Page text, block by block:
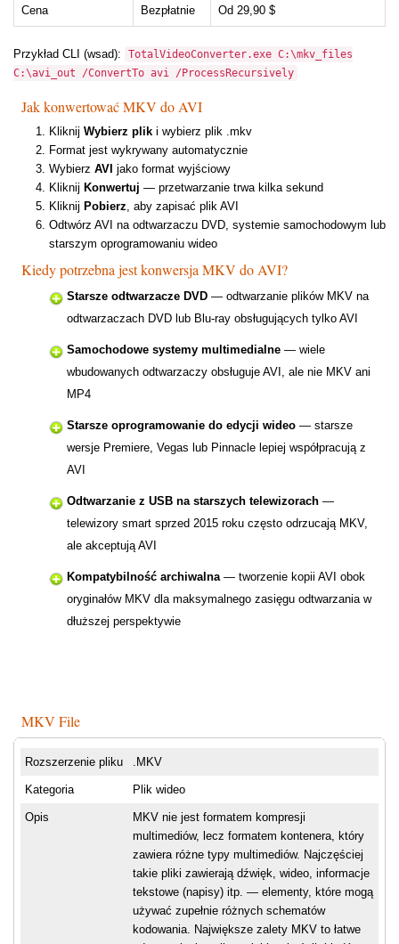
Cena Bezpłatnie Od 29,90 $
Przykład CLI (wsad):
TotalVideoConverter.exe C:\mkv_files
C:\avi_out /ConvertTo avi /ProcessRecursively
Jak konwertować MKV do AVI
Kliknij Wybierz plik i wybierz plik .mkv
Format jest wykrywany automatycznie
Wybierz AVI jako format wyjściowy
Kliknij Konwertuj — przetwarzanie trwa kilka sekund
Kliknij Pobierz, aby zapisać plik AVI
Odtwórz AVI na odtwarzaczu DVD, systemie samochodowym lub
starszym oprogramowaniu wideo
Kiedy potrzebna jest konwersja MKV do AVI?
Starsze odtwarzacze DVD — odtwarzanie plików MKV na
odtwarzaczach DVD lub Blu-ray obsługujących tylko AVI
Samochodowe systemy multimedialne — wiele
wbudowanych odtwarzaczy obsługuje AVI, ale nie MKV ani
MP4
Starsze oprogramowanie do edycji wideo — starsze
wersje Premiere, Vegas lub Pinnacle lepiej współpracują z
AVI
Odtwarzanie z USB na starszych telewizorach —
telewizory smart sprzed 2015 roku często odrzucają MKV,
ale akceptują AVI
Kompatybilność archiwalna— tworzenie kopii AVI obok
oryginałów MKV dla maksymalnego zasięgu odtwarzania w
dłuższej perspektywie
MKV File
Rozszerzenie pliku .MKV
Kategoria Plik wideo
Opis
MKV nie jest formatem kompresji
multimediów, lecz formatem kontenera, który
zawiera różne typy multimediów. Najczęściej
takie pliki zawierają dźwięk, wideo, informacje
tekstowe (napisy) itp. — elementy, które mogą
używać zupełnie różnych schematów
kodowania. Największe zalety MKV to łatwe